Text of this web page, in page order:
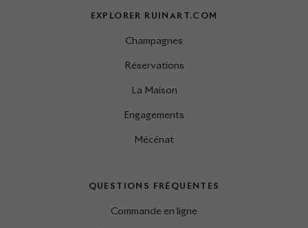
EXPLORER RUINART.COM
Champagnes
Réservations
La Maison
Engagements
Mécénat
QUESTIONS FRÉQUENTES
Commande en ligne